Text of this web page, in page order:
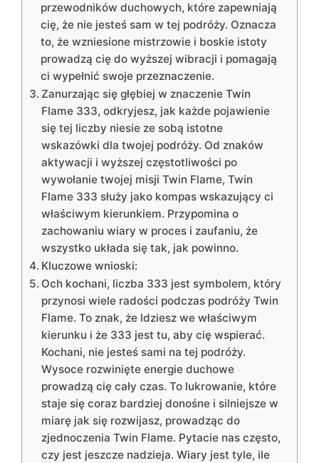
przewodników duchowych, które zapewniają
cię, że nie jesteś sam w tej podróży. Oznacza
to, że wzniesione mistrzowie i boskie istoty
prowadzą cię do wyższej wibracji i pomagają
ci wypełnić swoje przeznaczenie.
Zanurzając się głębiej w znaczenie Twin
Flame 333, odkryjesz, jak każde pojawienie
się tej liczby niesie ze sobą istotne
wskazówki dla twojej podróży. Od znaków
aktywacji i wyższej częstotliwości po
wywołanie twojej misji Twin Flame, Twin
Flame 333 służy jako kompas wskazujący ci
właściwym kierunkiem. Przypomina o
zachowaniu wiary w proces i zaufaniu, że
wszystko układa się tak, jak powinno.
Kluczowe wnioski:
Och kochani, liczba 333 jest symbolem, który
przynosi wiele radości podczas podróży Twin
Flame. To znak, że Idziesz we właściwym
kierunku i że 333 jest tu, aby cię wspierać.
Kochani, nie jesteś sami na tej podróży.
Wysoce rozwinięte energie duchowe
prowadzą cię cały czas. To lukrowanie, które
staje się coraz bardziej donośne i silniejsze w
miarę jak się rozwijasz, prowadząc do
zjednoczenia Twin Flame. Pytacie nas często,
czy jest jeszcze nadzieja. Wiary jest tyle, ile